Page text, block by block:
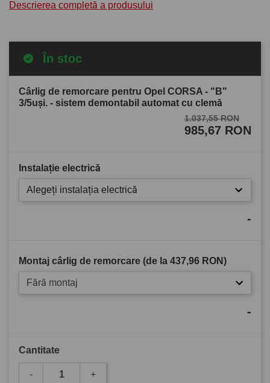
Descrierea completă a produsului
În stoc
Cârlig de remorcare pentru Opel CORSA - "B"
3/5uşi. - sistem demontabil automat cu clemă
1.037,55 RON
985,67 RON
Instalație electrică
Alegeți instalația electrică
-
Montaj cârlig de remorcare (de la 437,96 RON)
Fără montaj
-
Cantitate
- +